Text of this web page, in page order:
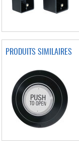
PRODUITS SIMILAIRES